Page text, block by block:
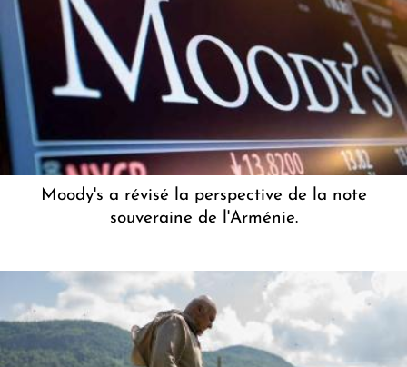
Moody's a révisé la perspective de la note
souveraine de l'Arménie.